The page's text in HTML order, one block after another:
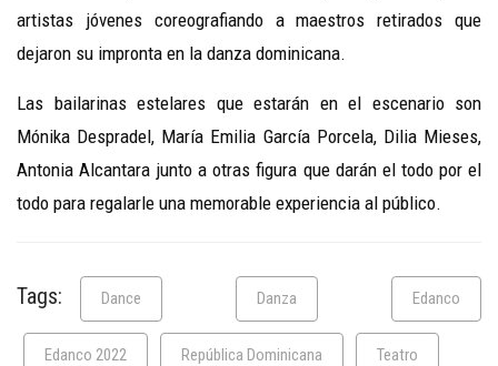
artistas jóvenes coreografiando a maestros retirados que
dejaron su impronta en la danza dominicana.
Las bailarinas estelares que estarán en el escenario son
Mónika Despradel, María Emilia García Porcela, Dilia Mieses,
Antonia Alcantara junto a otras figura que darán el todo por el
todo para regalarle una memorable experiencia al público.
Tags: Dance Danza Edanco
Edanco 2022 República Dominicana Teatro